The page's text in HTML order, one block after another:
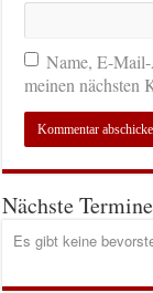
Name, E-
meinen nächsten
Nächste Termine
Es gibt keine